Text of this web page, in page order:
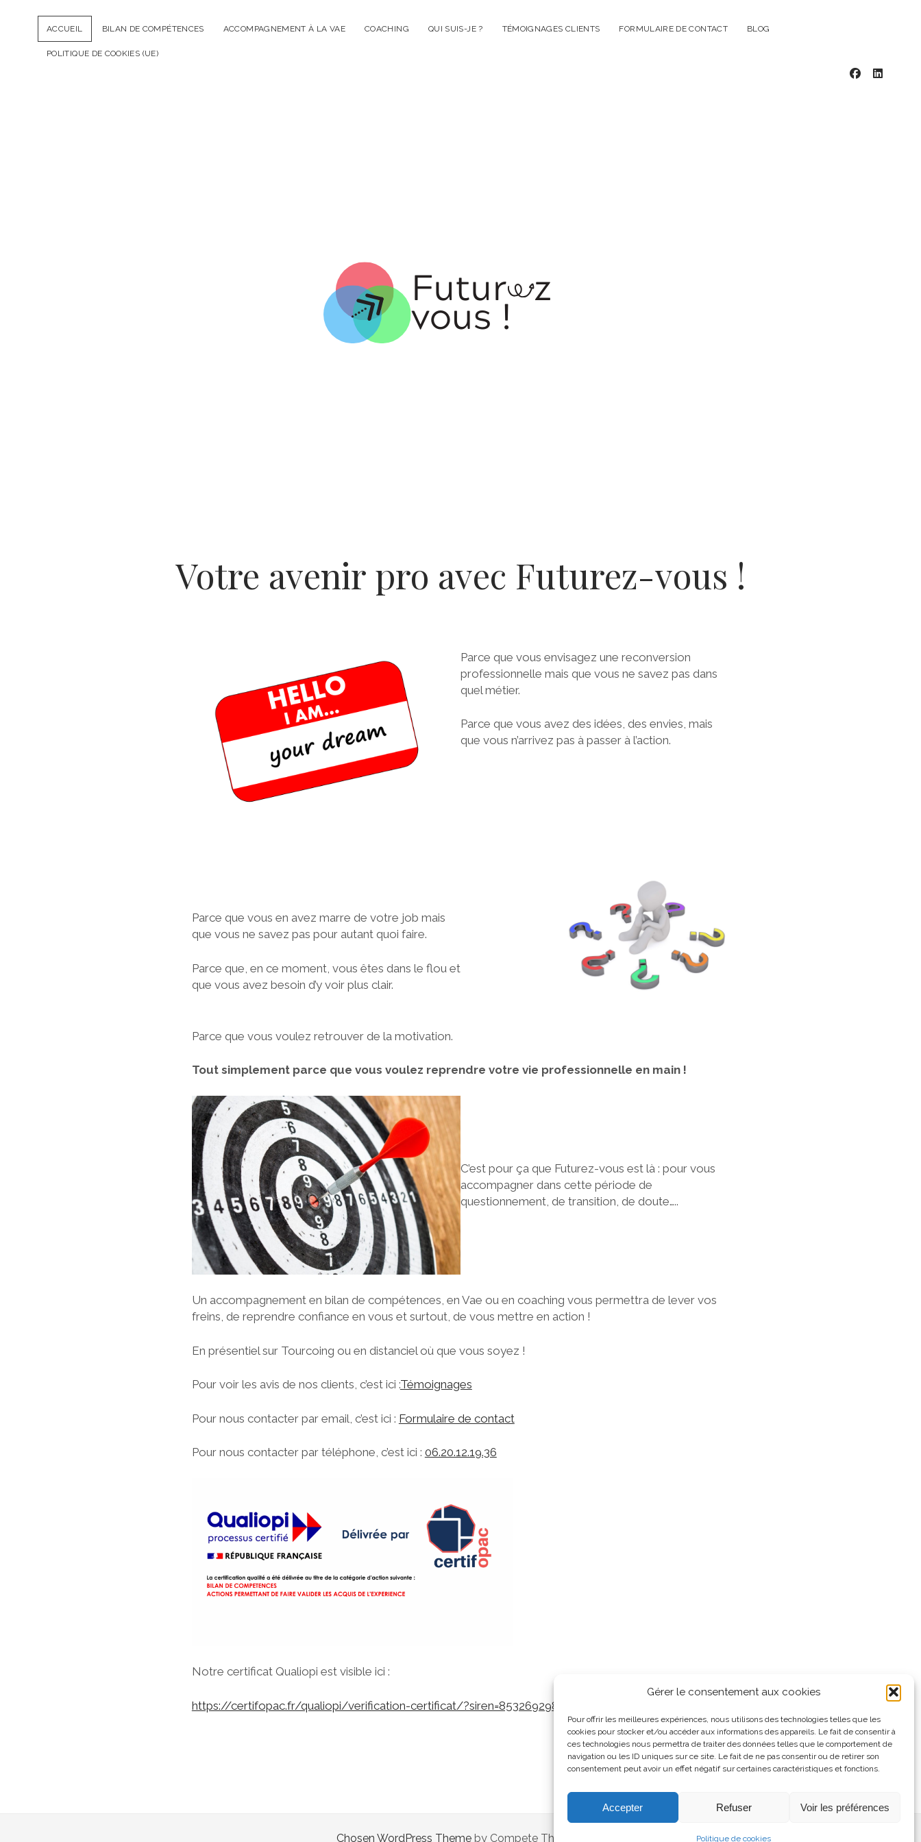
Gérer le consentement aux cookies
Pour offrir les meilleures expériences, nous utilisons des technologies telles que les
cookies pour stocker et/ou accéder aux informations des appareils. Le fait de consentir à
ces technologies nous permettra de traiter des données telles que le comportement de
navigation ou les ID uniques sur ce site. Le fait de ne pas consentir ou de retirer son
consentement peut avoir un effet négatif sur certaines caractéristiques et fonctions.
Accepter Refuser Voir les préférences
Politique de cookies
ACCUEIL BILAN DE COMPÉTENCES ACCOMPAGNEMENT À LA VAE COACHING QUI SUIS-JE ? TÉMOIGNAGES CLIENTS FORMULAIRE DE CONTACT BLOG
POLITIQUE DE COOKIES (UE)
facebook
linkedin
Votre avenir pro avec Futurez-vous !
Parce que vous envisagez une reconversion
professionnelle mais que vous ne savez pas dans
quel métier.
Parce que vous avez des idées, des envies, mais
que vous n’arrivez pas à passer à l’action.
Parce que vous en avez marre de votre job mais
que vous ne savez pas pour autant quoi faire.
Parce que, en ce moment, vous êtes dans le flou et
que vous avez besoin d’y voir plus clair.
Parce que vous voulez retrouver de la motivation.
Tout simplement parce que vous voulez reprendre votre vie professionnelle en main !
C’est pour ça que Futurez-vous est là : pour vous
accompagner dans cette période de
questionnement, de transition, de doute…..
Un accompagnement en bilan de compétences, en Vae ou en coaching vous permettra de lever vos
freins, de reprendre confiance en vous et surtout, de vous mettre en action !
En présentiel sur Tourcoing ou en distanciel où que vous soyez !
Pour voir les avis de nos clients, c’est ici :Témoignages
Pour nous contacter par email, c’est ici : Formulaire de contact
Pour nous contacter par téléphone, c’est ici : 06.20.12.19.36
Notre certificat Qualiopi est visible ici :
https://certifopac.fr/qualiopi/verification-certificat/?siren=853269298
Chosen WordPress Theme by Compete Themes.